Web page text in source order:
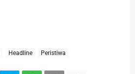
Headline Peristiwa